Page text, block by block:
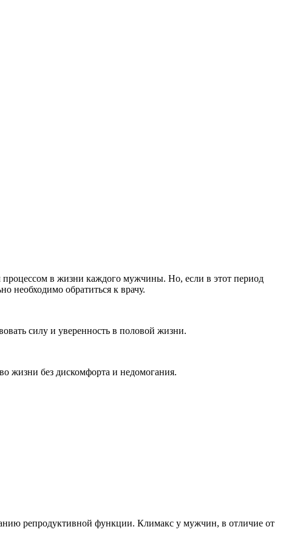
в жизни каждого мужчины. Но, если в этот период
необходимо обратиться к врачу.
силу и уверенность в половой жизни.
жизни без дискомфорта и недомогания.
репродуктивной функции. Климакс у мужчин, в отличие от